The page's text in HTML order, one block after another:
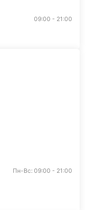
09:00 - 21:00
Пн-Вс: 09:00 - 21:00